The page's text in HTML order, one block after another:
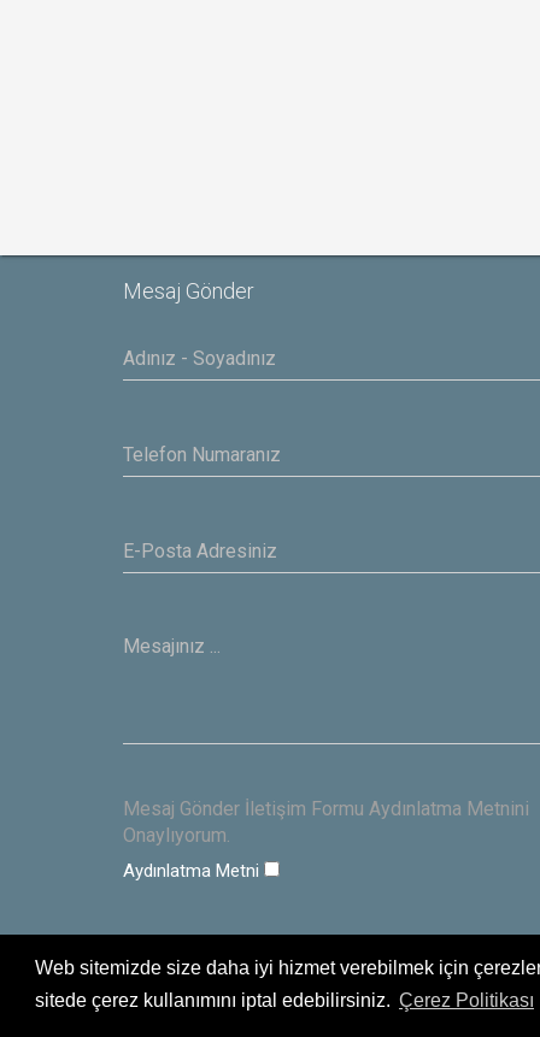
Web sitemizde size daha iyi hizmet verebilmek için
sitede çerez kullanımını iptal edebilirsiniz. Çerez Politikası
Mesaj Gönder
Mesaj Gönder İletişim Formu Aydınlatma Metnini
Onaylıyorum.
Aydınlatma Metni
Yasar